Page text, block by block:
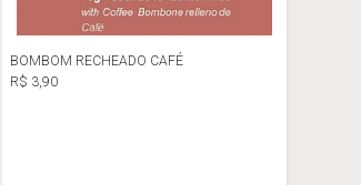
BOMBOM RECHEADO CAFÉ
R$ 3,90